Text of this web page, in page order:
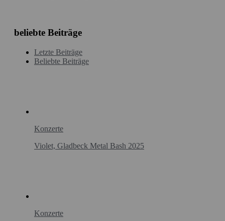
beliebte Beiträge
Letzte Beiträge
Beliebte Beiträge
Konzerte
Violet, Gladbeck Metal Bash 2025
Konzerte